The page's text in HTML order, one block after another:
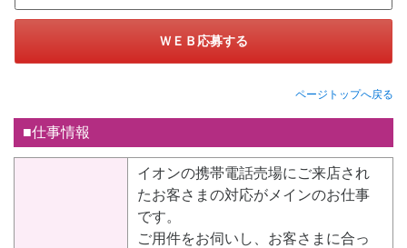
ＷＥＢ応募する
ページトップへ戻る
■仕事情報
イオンの携帯電話売場にご来店され
たお客さまの対応がメインのお仕事
です。
ご用件をお伺いし、お客さまに合っ